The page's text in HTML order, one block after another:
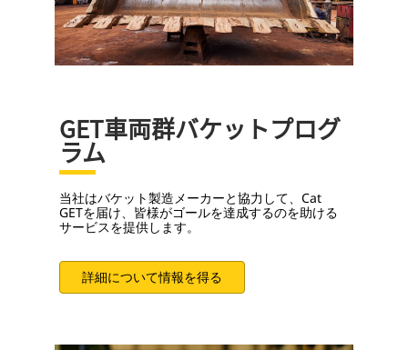
GET車両群バケットプログ
ラム
当社はバケット製造メーカーと協力して、Cat
GETを届け、皆様がゴールを達成するのを助ける
サービスを提供します。
詳細について情報を得る